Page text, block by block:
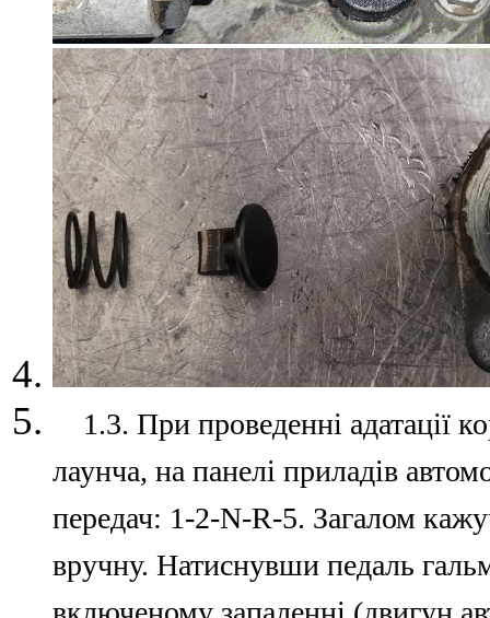
1.3. При проведенні адатації
лаунча, на панелі приладів
передач: 1-2-N-R-5. Загалом
вручну. Натиснувши педаль